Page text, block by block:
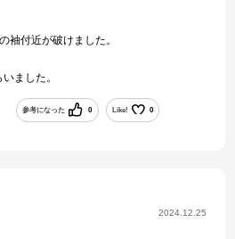
袖付近が破けました。
ました。
参考になった 0 Like! 0
2024.12.25